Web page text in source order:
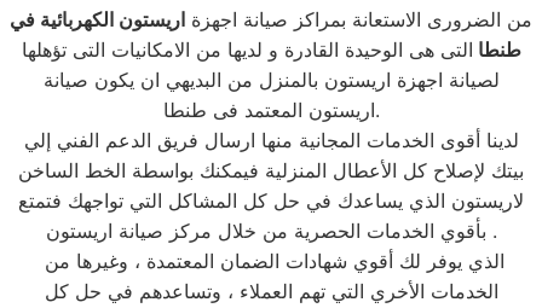
من الضرورى الاستعانة بمراكز صيانة اجهزة اريستون الكهربائية في
طنطا التى هى الوحيدة القادرة و لديها من الامكانيات التى تؤهلها
لصيانة اجهزة اريستون بالمنزل من البديهي ان يكون صيانة
اريستون المعتمد فى طنطا.
لدينا أقوى الخدمات المجانية منها ارسال فريق الدعم الفني إلي
بيتك لإصلاح كل الأعطال المنزلية فيمكنك بواسطة الخط الساخن
لاريستون الذي يساعدك في حل كل المشاكل التي تواجهك فتمتع
بأقوي الخدمات الحصرية من خلال مركز صيانة اريستون .
الخدمات الأخري التي تهم العملاء ، وتساعدهم في حل كل